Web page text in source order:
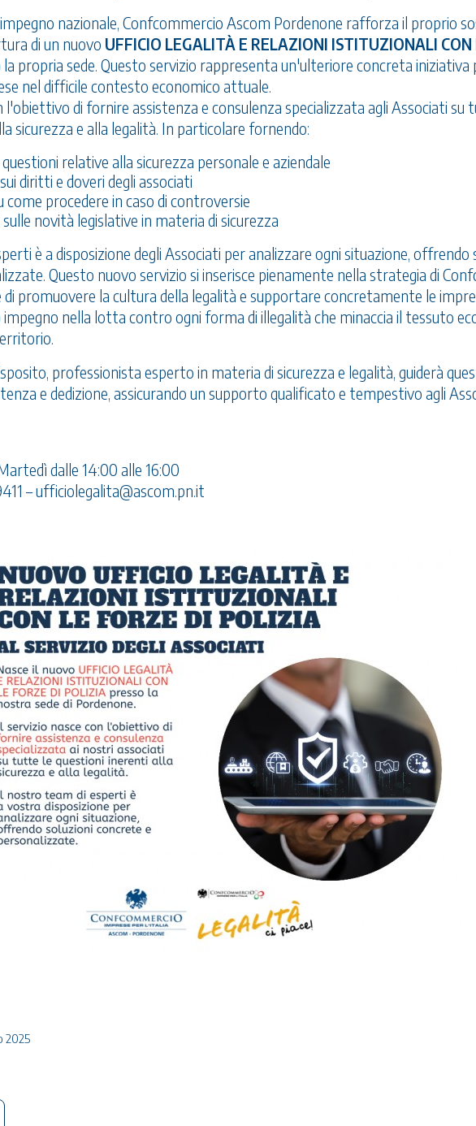
nazionale, Confcommercio Ascom Pordenone rafforza il proprio
di un nuovo UFFICIO LEGALITÀ E RELAZIONI ISTITUZIONALI CON
la propria sede. Questo servizio rappresenta un'ulteriore concreta iniziativa
nel difficile contesto economico attuale.
l'obiettivo di fornire assistenza e consulenza specializzata agli Associati su
sicurezza e alla legalità. In particolare fornendo:
relative alla sicurezza personale e aziendale
diritti e doveri degli associati
come procedere in caso di controversie
novità legislative in materia di sicurezza
è a disposizione degli Associati per analizzare ogni situazione, offrendo
Questo nuovo servizio si inserisce pienamente nella strategia di
di promuovere la cultura della legalità e supportare concretamente le
nella lotta contro ogni forma di illegalità che minaccia il tessuto
professionista esperto in materia di sicurezza e legalità, guiderà
e dedizione, assicurando un supporto qualificato e tempestivo agli
dalle 14:00 alle 16:00
–ufficiolegalita@ascom.pn.it
2025